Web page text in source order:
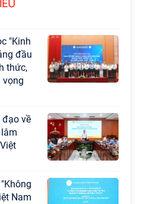
học và công nghệ trọng
"Kinh
đầu
thức,
vọng
đạo về
Nam